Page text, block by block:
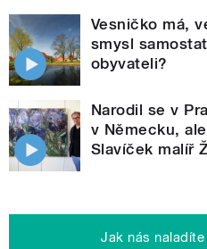
Vesničko má,
smysl
obyvateli?
Narodil se v
v Německu,
Slavíček malíř
Jak nás